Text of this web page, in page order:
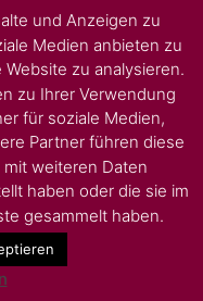
Sitemap
und Anzeigen zu
Medien anbieten zu
zu analysieren.
zu Ihrer Verwendung
für soziale Medien,
Partner führen diese
weiteren Daten
haben oder die sie im
gesammelt haben.